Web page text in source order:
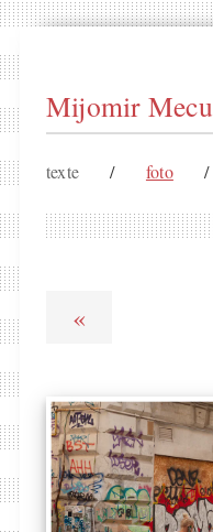
Mijomir Mecu
texte / foto /
«